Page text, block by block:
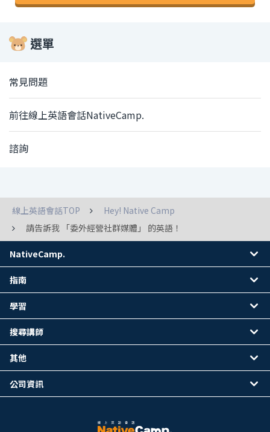
選單
常見問題
前往線上英語會話NativeCamp.
諮詢
線上英語會話TOP
Hey! Native Camp
請告訴我 「委外經營社群媒體」 的英語！
NativeCamp.
指南
學習
搜尋講師
其他
公司資訊